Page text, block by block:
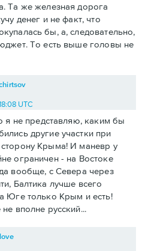
Та же железная дорога
денег и не факт, что
бы, а, следовательно,
То есть выше головы не
UTC
я не представляю, каким бы
другие участки при
Крыма! И маневр у
ограничен - на Востоке
вообще, с Севера через
Балтика лучше всего
Юге только Крым и есть!
вполне русский...